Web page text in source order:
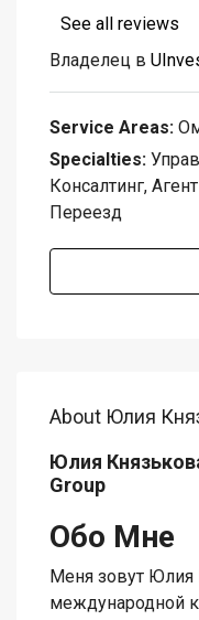
See all reviews
Владелец в
Service Areas:
Specialties:
Консалтинг,
Переезд
About Юлия
Юлия
Group
Обо Мне
Меня зовут Юлия
международной